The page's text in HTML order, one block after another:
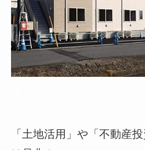
「土地活用」や「不動産